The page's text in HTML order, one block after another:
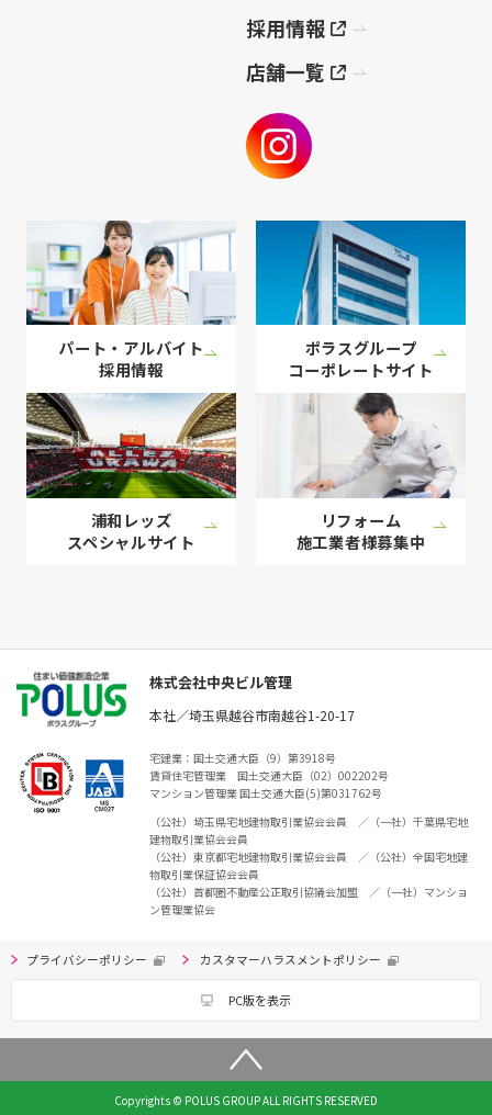
採用情報
店舗一覧
パート・アルバイト
採用情報
ポラスグループ
コーポレートサイト
浦和レッズ
スペシャルサイト
リフォーム
施工業者様募集中
株式会社中央ビル管理
本社／埼玉県越谷市南越谷1-20-17
宅建業：国土交通大臣（9）第3918号
賃貸住宅管理業 国土交通大臣（02）002202号
マンション管理業 国土交通大臣(5)第031762号
（公社）埼玉県宅地建物取引業協会会員 ／（一社）千葉県宅地
建物取引業協会会員
（公社）東京都宅地建物取引業協会会員 ／（公社）全国宅地建
物取引業保証協会会員
（公社）首都圏不動産公正取引協議会加盟 ／（一社）マンショ
ン管理業協会
プライバシーポリシー カスタマーハラスメントポリシー
PC版を表示
Copyrights © POLUS GROUP ALL RIGHTS RESERVED